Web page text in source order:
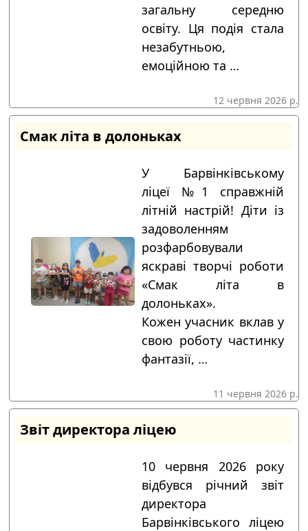
загальну середню
освіту. Ця подія стала
незабутньою,
емоційною та …
12 червня 2026 р.
Смак літа в долоньках
У Барвінківському
ліцеї №1 справжній
літній настрій! Діти із
задоволенням
розфарбовували
яскраві творчі роботи
«Смак літа в
долоньках».
Кожен учасник вклав у
свою роботу частинку
фантазії, …
11 червня 2026 р.
Звіт директора ліцею
10 червня 2026 року
відбувся річний звіт
директора
Барвінківського ліцею